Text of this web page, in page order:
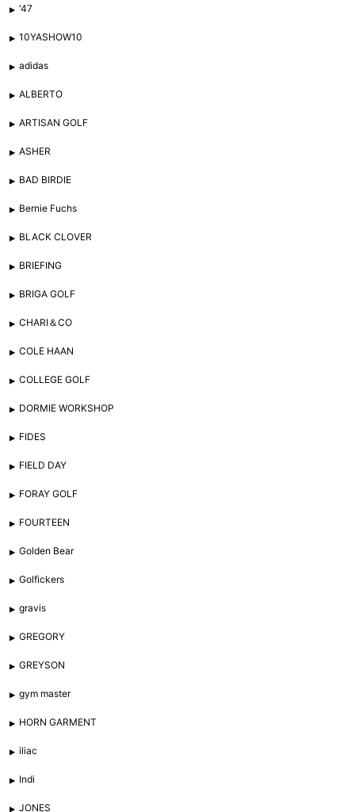
'47
10YASHOW10
adidas
ALBERTO
ARTISAN GOLF
ASHER
BAD BIRDIE
Bernie Fuchs
BLACK CLOVER
BRIEFING
BRIGA GOLF
CHARI＆CO
COLE HAAN
COLLEGE GOLF
DORMIE WORKSHOP
FIDES
FIELD DAY
FORAY GOLF
FOURTEEN
Golden Bear
Golfickers
gravis
GREGORY
GREYSON
gym master
HORN GARMENT
iliac
Indi
JONES